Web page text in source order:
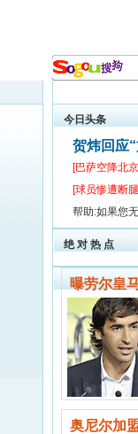
今日头条
贺炜回应
[巴萨空降北
[球员惨遭断
帮助:如果您
绝 对 热 点
曝劳尔皇
奥尼尔加